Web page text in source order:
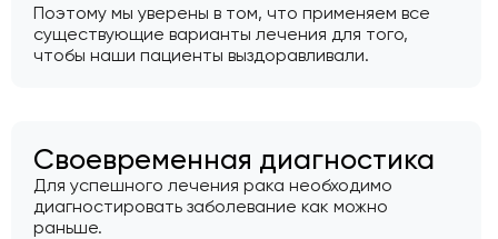
Поэтому мы уверены в том, что применяем все
существующие варианты лечения для того,
чтобы наши пациенты выздоравливали.
Своевременная диагностика
Для успешного лечения рака необходимо
диагностировать заболевание как можно
раньше.